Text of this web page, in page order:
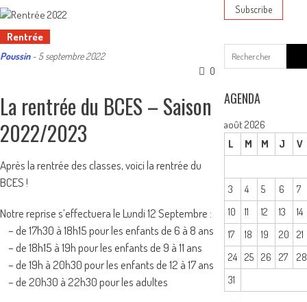
Rentrée
Poussin - 5 septembre 2022
0
La rentrée du BCES – Saison
2022/2023
Après la rentrée des classes, voici la rentrée du
BCES !
Notre reprise s’effectuera le Lundi 12 Septembre :
– de 17h30 à 18h15 pour les enfants de 6 à 8 ans
– de 18h15 à 19h pour les enfants de 9 à 11 ans
– de 19h à 20h30 pour les enfants de 12 à 17 ans
– de 20h30 à 22h30 pour les adultes
for:
AGENDA
août 2026
L
M M J V
3 4 5 6
7
10
11 12 13
14
17
18 19 20
21
24 25 26 27
28
31